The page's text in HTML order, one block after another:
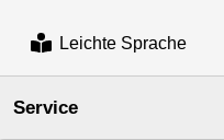
Leichte Sprache
Service